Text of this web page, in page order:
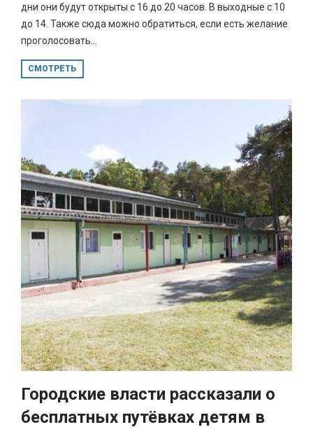
дни они будут открыты с 16 до 20 часов. В выходные с 10
до 14. Также сюда можно обратиться, если есть желание
проголосовать...
СМОТРЕТЬ
Городские власти рассказали о
бесплатных путёвках детям в